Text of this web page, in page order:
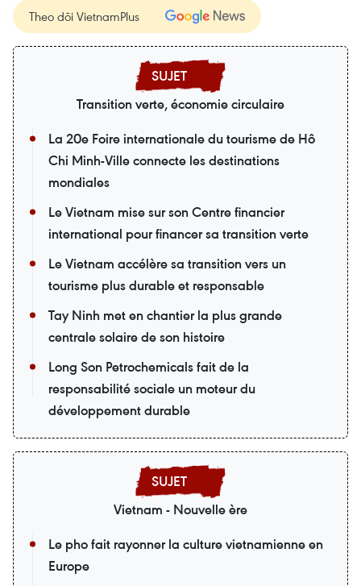
Theo dõi VietnamPlus
Transition verte, économie circulaire
La 20e Foire internationale du tourisme de Hô
Chi Minh-Ville connecte les destinations
mondiales
Le Vietnam mise sur son Centre financier
international pour financer sa transition verte
Le Vietnam accélère sa transition vers un
tourisme plus durable et responsable
Tay Ninh met en chantier la plus grande
centrale solaire de son histoire
Long Son Petrochemicals fait de la
responsabilité sociale un moteur du
développement durable
Vietnam - Nouvelle ère
Le pho fait rayonner la culture vietnamienne en
Europe